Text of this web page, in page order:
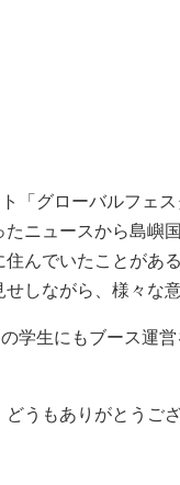
「グローバルフェ
ニュースから島嶼
んでいたことがあ
しながら、様々な
生にもブース運営
うもありがとうござ